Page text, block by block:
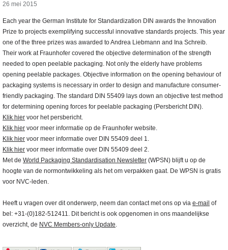
26 mei 2015
Each year the German Institute for Standardization DIN awards the Innovation
Prize to projects exemplifying successful innovative standards projects. This year
one of the three prizes was awarded to Andrea Liebmann and Ina Schreib.
Their work at Fraunhofer covered the objective determination of the strength
needed to open peelable packaging. Not only the elderly have problems
opening peelable packages. Objective information on the opening behaviour of
packaging systems is necessary in order to design and manufacture consumer-
friendly packaging. The standard DIN 55409 lays down an objective test method
for determining opening forces for peelable packaging (Persbericht DIN).
Klik hier voor het persbericht.
Klik hier voor meer informatie op de Fraunhofer website.
Klik hier voor meer informatie over DIN 55409 deel 1.
Klik hier voor meer informatie over DIN 55409 deel 2.
Met de World Packaging Standardisation Newsletter (WPSN) blijft u op de
hoogte van de normontwikkeling als het om verpakken gaat. De WPSN is gratis
voor NVC-leden.
Heeft u vragen over dit onderwerp, neem dan contact met ons op via e-mail of
bel: +31-(0)182-512411. Dit bericht is ook opgenomen in ons maandelijkse
overzicht, de NVC Members-only Update.